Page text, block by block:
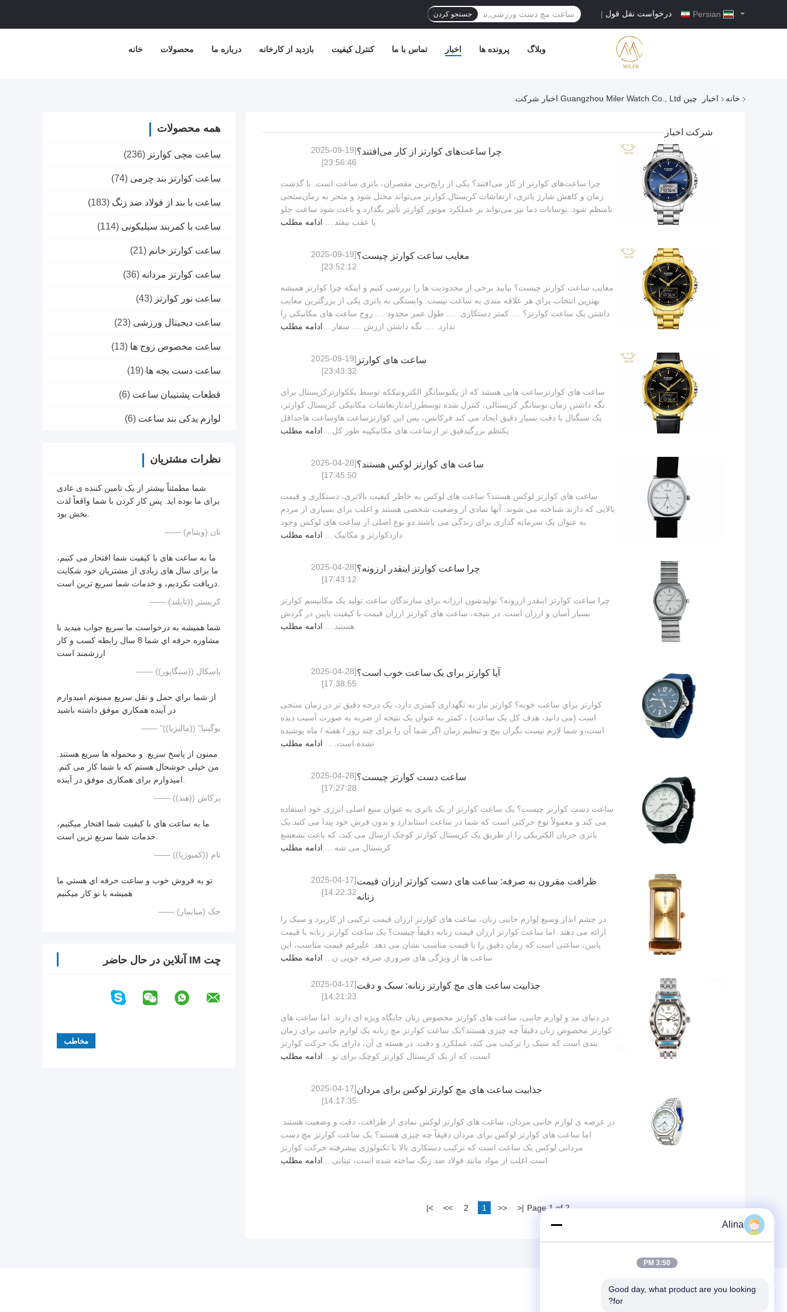
درخواست نقل قول | جستجو کردن
خانه محصولات درباره ما بازدید از کارخانه کنترل کیفیت تماس با ما اخبار پرونده ها وبلاگ
خانه اخبار چین Guangzhou Miler Watch Co., Ltd اخبار شرکت
همه محصولات
ساعت مچی کوارتز (236)
ساعت کوارتز بند چرمی (74)
ساعت با بند از فولاد ضد زنگ (183)
ساعت با کمربند سیلیکونی (114)
ساعت کوارتز خانم (21)
ساعت کوارتز مردانه (36)
ساعت نور کوارتز (43)
ساعت دیجیتال ورزشی (23)
ساعت مخصوص زوج ها (13)
ساعت دست بچه ها (19)
قطعات پشتیبان ساعت (6)
لوازم یدکی بند ساعت (6)
نظرات مشتریان
شما مطمئناً بیشتر از یک تامین کننده ی عادی
برای ما بوده اید. پس کار کردن با شما واقعاً لذت
بخش بود.
—— تان (ویتنام)
ما به ساعت های با کیفیت شما افتخار می کنیم،
ما برای سال های زیادی از مشتریان خود شکایت
دریافت نکردیم، و خدمات شما سریع ترین است.
—— کریستر ((تایلند)
شما هميشه به درخواست ما سريع جواب ميديد با
مشاوره حرفه اي شما 8 سال رابطه کسب و کار
ارزشمند است
—— پاسکال ((سنگاپور))
از شما براي حمل و نقل سريع ممنونم اميدوارم
در آينده همکاري موفق داشته باشيد
—— "يوگينيا" ((ماليزيا))
ممنون از پاسخ سریع. و محموله ها سریع هستند.
من خیلی خوشحال هستم که با شما کار می کنم.
امیدوارم برای همکاری موفق در آینده.
—— پرکاش ((هند))
ما به ساعت هاي با کيفيت شما افتخار ميکنيم،
خدمات شما سريع ترين است.
—— تام ((کمبوژیا))
تو يه فروش خوب و ساعت حرفه اي هستي ما
هميشه با تو کار ميکنيم
—— جک (میانمار)
چت IM آنلاین در حال حاضر
شرکت اخبار
چرا ساعت‌های کوارتز از کار می‌افتند؟ [2025-09-19
23:56:46]
چرا ساعت‌های کوارتز از کار می‌افتند؟ یکی از رایج‌ترین مقصران، باتری ساعت است. با گذشت
زمان و کاهش شارژ باتری، ارتعاشات کریستال کوارتز می‌تواند مختل شود و منجر به زمان‌سنجی
نامنظم شود. نوسانات دما نیز می‌تواند بر عملکرد موتور کوارتز تأثیر بگذارد و باعث شود ساعت جلو
یا عقب بیفتد.... ادامه مطلب
معایب ساعت کوارتز چیست؟ [2025-09-19
23:52:12]
معایب ساعت کوارتز چیست؟ بیایید برخی از محدودیت ها را بررسی کنیم و اینکه چرا کوارتز همیشه
بهترین انتخاب برای هر علاقه مندی به ساعت نیست. وابستگی به باتری یکی از بزرگترین معایب
داشتن یک ساعت کوارتز؟ .... کمتر دستکاری. .... طول عمر محدود .... روح ساعت های مکانیکی را
ندارد. .... نگه داشتن ارزش .... سفار... ادامه مطلب
ساعت های کوارتز
[2025-09-19
23:43:32]
ساعت های کوارتزساعت هایی هستند که از یکنوسانگر الکترونیککه توسط یککوارتزکریستال برای
نگه داشتن زمان.نوسانگر کریستالی، کنترل شده توسطرژاندنارتعاشات مکانیکی کریستال کوارتز،
یک سیگنال با دقت بسیار دقیق ایجاد می کند.فرکانس، پس اين کوارتزساعت هاوساعت هاحداقل
یکنظم بزرگیدقیق تر ازساعت های مکانیکیبه طور کل... ادامه مطلب
ساعت های کوارتز لوکس هستند؟ [2025-04-28
17:45:50]
ساعت های کوارتز لوکس هستند؟ ساعت های لوکس به خاطر کیفیت بالاتری، دستکاری و قیمت
بالایی که دارند شناخته می شوند. آنها نمادی از وضعیت شخصی هستند و اغلب برای بسیاری از مردم
به عنوان یک سرمایه گذاری برای زندگی می باشند.دو نوع اصلی از ساعت های لوکس وجود
داردکوارتز و مکانیک ... ادامه مطلب
چرا ساعت کوارتز اينقدر ارزونه؟ [2025-04-28
17:43:12]
چرا ساعت کوارتز اينقدر ارزونه؟ تولیدشون ارزانه برای سازندگان ساعت تولید یک مکانیسم کوارتز
بسیار آسان و ارزان است. در نتیجه، ساعت های کوارتز ارزان قیمت با کیفیت پایین در گردش
هستند.... ادامه مطلب
آیا کوارتز برای یک ساعت خوب است؟ [2025-04-28
17:38:55]
کوارتز براي ساعت خوبه؟ کوارتز نیاز به نگهداری کمتری دارد، یک درجه دقیق تر در زمان سنجی
است (می دانید، هدف کل یک ساعت) ، کمتر به عنوان یک نتیجه از ضربه به صورت آسیب دیده
است،و شما لازم نیست نگران پیچ و تنظیم زمان اگر شما آن را برای چند روز / هفته / ماه پوشیده
نشده است. ... ادامه مطلب
ساعت دست کوارتز چیست؟ [2025-04-28
17:27:28]
ساعت دست کوارتز چیست؟ یک ساعت کوارتز از یک باتری به عنوان منبع اصلی انرژی خود استفاده
می کند و معمولاً نوع حرکتی است که شما در ساعت استاندارد و بدون فرش خود پیدا می کنید.یک
باتری جریان الکتریکی را از طریق یک کریستال کوارتز کوچک ارسال می کند، که باعث تشعشع
کریستال می شه ... ادامه مطلب
ظرافت مقرون به صرفه: ساعت های دست کوارتز ارزان قیمت
زنانه
[2025-04-17
14:22:32]
در چشم انداز وسیع لوازم جانبی زنان، ساعت های کوارتز ارزان قیمت ترکیبی از کاربرد و سبک را
ارائه می دهند. اما ساعت کوارتز ارزان قیمت زنانه دقیقاً چیست؟ یک ساعت کوارتز زنانه با قیمت
پایین، ساعتی است که زمان دقیق را با قیمت مناسب نشان می دهد. علیرغم قیمت مناسب، این
ساعت ها از ویژگی های ضروری صرفه جویی ن... ادامه مطلب
جذابیت ساعت های مچ کوارتز زنانه: سبک و دقت [2025-04-17
14:21:23]
در دنیای مد و لوازم جانبی، ساعت های کوارتز مخصوص زنان جایگاه ویژه ای دارند. اما ساعت های
کوارتز مخصوص زنان دقیقاً چه چیزی هستند؟یک ساعت کوارتز مچ زنانه یک لوازم جانبی برای زمان
بندی است که سبک را ترکیب می کند، عملکرد و دقت. در هسته ی آن، دارای یک حرکت کوارتز
است، که از یک کریستال کوارتز کوچک برای نو... ادامه مطلب
جذابیت ساعت های مچ کوارتز لوکس برای مردان [2025-04-17
14:17:35]
در عرصه ی لوازم جانبی مردان، ساعت های کوارتز لوکس نمادی از ظرافت، دقت و وضعیت هستند.
اما ساعت های کوارتز لوکس برای مردان دقیقاً چه چیزی هستند؟ یک ساعت کوارتز مچ دست
مردانی لوکس یک ساعت است که ترکیب دستکاری بالا با تکنولوژی پیشرفته حرکت کوارتز
است.اغلب از مواد مانند فولاد ضد زنگ ساخته شده است، تیتانی... ادامه مطلب
Page 1 of 2
|<
<<
1
2
>>
>|
Alina
3:50 PM
Good day, what product are you looking
for?